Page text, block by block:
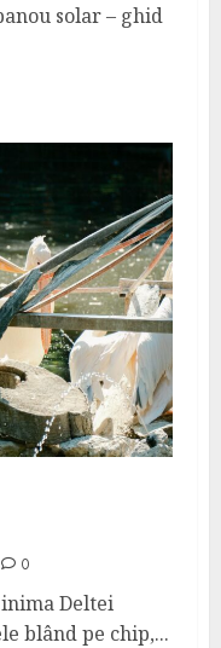
solar – ghid
0
Deltei
blând pe chip,...